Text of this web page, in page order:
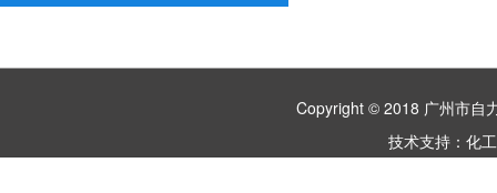
Copyright © 2018 广州市
技术支持： 化